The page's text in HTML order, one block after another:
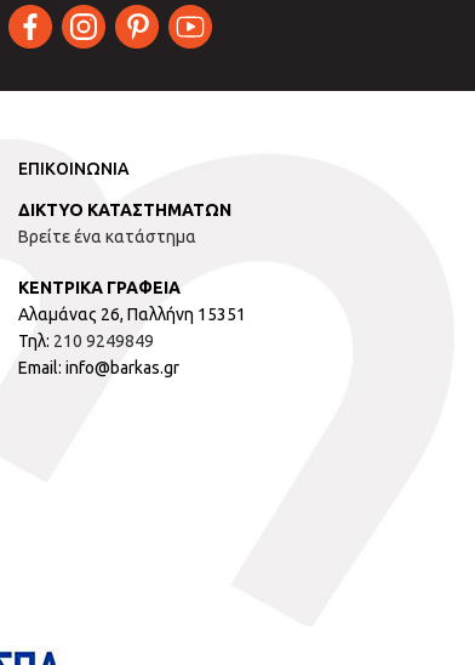
ΕΠΙΚΟΙΝΩΝΙΑ
ΔΙΚΤΥΟ ΚΑΤΑΣΤΗΜΑΤΩΝ
Βρείτε ένα κατάστημα
ΚΕΝΤΡΙΚΑ ΓΡΑΦΕΙΑ
Αλαμάνας 26, Παλλήνη 15351
Τηλ: 210 9249849
Email: info@barkas.gr